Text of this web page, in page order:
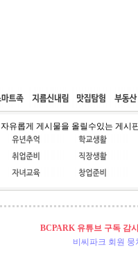
웹호스팅 공동구매
자유롭게 게시물을 올릴수있는 게시
BCPARK 유튜브 구독 감
비씨파크 회원 뭉